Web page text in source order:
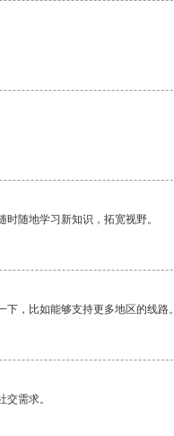
随地学习新知识，拓宽视野。
，比如能够支持更多地区的线路。
需求。